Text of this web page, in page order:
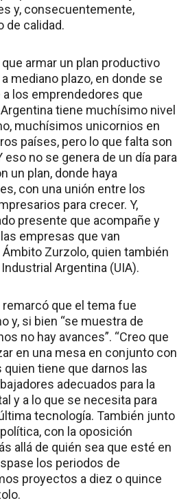
y, consecuentemente,
de calidad.
armar un plan productivo
mediano plazo, en donde se
los emprendedores que
tiene muchísimo nivel
muchísimos unicornios en
países, pero lo que falta son
no se genera de un día para
un plan, donde haya
con una unión entre los
para crecer. Y,
presente que acompañe y
empresas que van
Ámbito Zurzolo, quien también
Argentina (UIA).
que el tema fue
y, si bien “se muestra de
no hay avances”. “Creo que
en una mesa en conjunto con
quien tiene que darnos las
adecuados para la
y a lo que se necesita para
tecnología. También junto
con la oposición
allá de quién sea que esté en
los periodos de
proyectos a diez o quince